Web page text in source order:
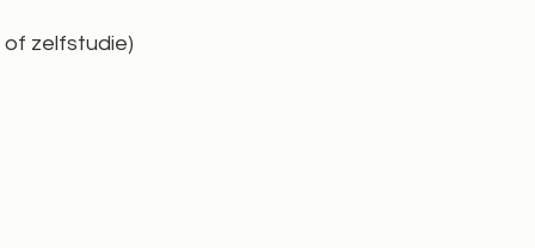
of zelfstudie)